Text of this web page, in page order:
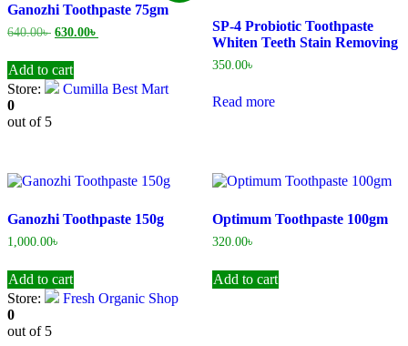
Ganozhi Toothpaste 75gm
640.00৳ Original
was:
640.00৳ .
630.00৳
Add to cart
Store:
Cumilla Best Mart
0
out of 5
SP-4 Probiotic Toothpaste
Whiten Teeth Stain Removing
350.00৳
Read more
Ganozhi Toothpaste 150g
1,000.00৳
Add to cart
Store:
Fresh Organic Shop
0
out of 5
Optimum Toothpaste 100gm
320.00৳
Add to cart